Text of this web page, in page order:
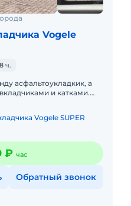
Vogele
ч.
асфальтоукладкик, а
и катками.
Vogele SUPER
₽ час
Обратный звонок